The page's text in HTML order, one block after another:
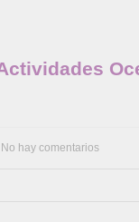
No hay comentarios